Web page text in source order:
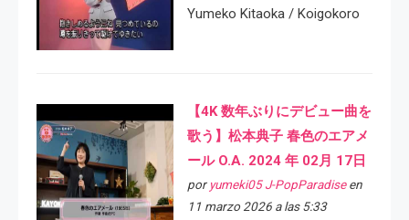
Yumeko Kitaoka / Koigokoro
【4K 数年ぶりにデビュー曲を
歌う】松本典子 春色のエアメ
ール O.A. 2024 年 02月 17日
por yumeki05 J-PopParadiseen
11 marzo 2026 a las 5:33